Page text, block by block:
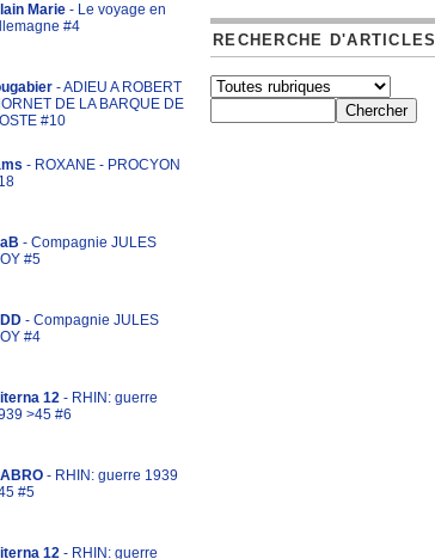
Marie - Le voyage en
#4
- ADIEU A ROBERT
DE LA BARQUE DE
#10
- ROXANE - PROCYON
- Compagnie JULES
#5
- Compagnie JULES
#4
12 - RHIN: guerre
>45 #6
- RHIN: guerre 1939
#5
12 - RHIN: guerre
RECHERCHE D'ARTICLES